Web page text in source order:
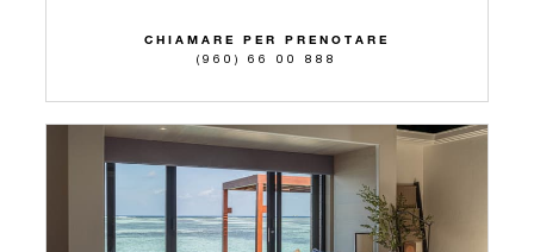
CHIAMARE PER PRENOTARE
(960) 66 00 888